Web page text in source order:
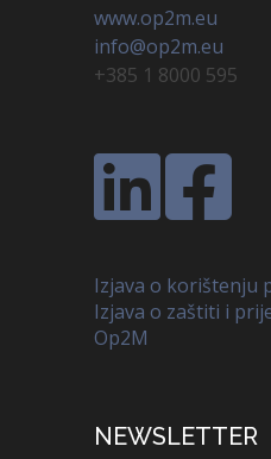
www.op2m.eu
info@op2m.eu
+385 1 8000 595
Izjava o korištenju
Izjava o zaštiti i
Op2M
NEWSLETTER